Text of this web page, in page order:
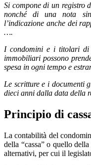
Si compone di un registro
nonché di una nota
l’indicazione anche dei
….
I condomini e i titolari
immobiliari possono
spesa in ogni tempo e
Le scritture e i documenti
dieci anni dalla data della
Principio di
La contabilità del
della “cassa” o quello
alternativi, per cui il